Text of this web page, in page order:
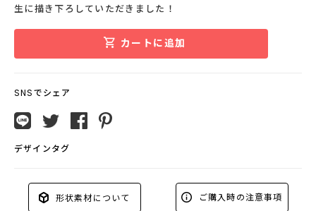
生に描き下ろしていただきました！
カートに追加
SNSでシェア
デザインタグ
形状素材について ご購入時の注意事項